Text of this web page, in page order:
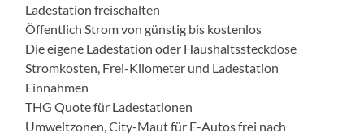
Ladestation freischalten
Öffentlich Strom von günstig bis kostenlos
Die eigene Ladestation oder Haushaltssteckdose
Stromkosten, Frei-Kilometer und Ladestation
Einnahmen
THG Quote für Ladestationen
Umweltzonen, City-Maut für E-Autos frei nach